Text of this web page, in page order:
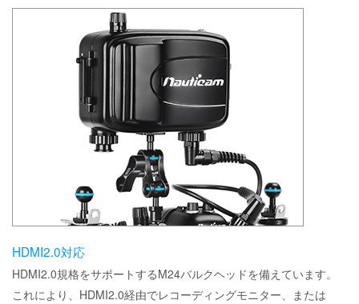
HDMI2.0対応
HDMI2.0規格をサポートするM24バルクヘッドを備えています。
これにより、HDMI2.0経由でレコーディングモニター、または